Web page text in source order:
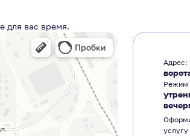
для вас время.
Адрес:
Режим